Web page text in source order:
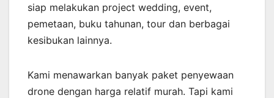
siap melakukan project wedding, event,
pemetaan, buku tahunan, tour dan berbagai
kesibukan lainnya.
Kami menawarkan banyak paket penyewaan
drone dengan harga relatif murah. Tapi kami